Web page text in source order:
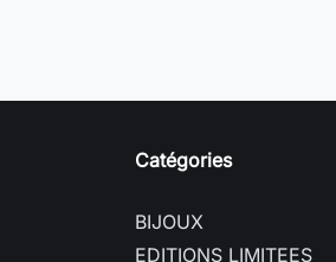
Catégories
BIJOUX
EDITIONS LIMITEES